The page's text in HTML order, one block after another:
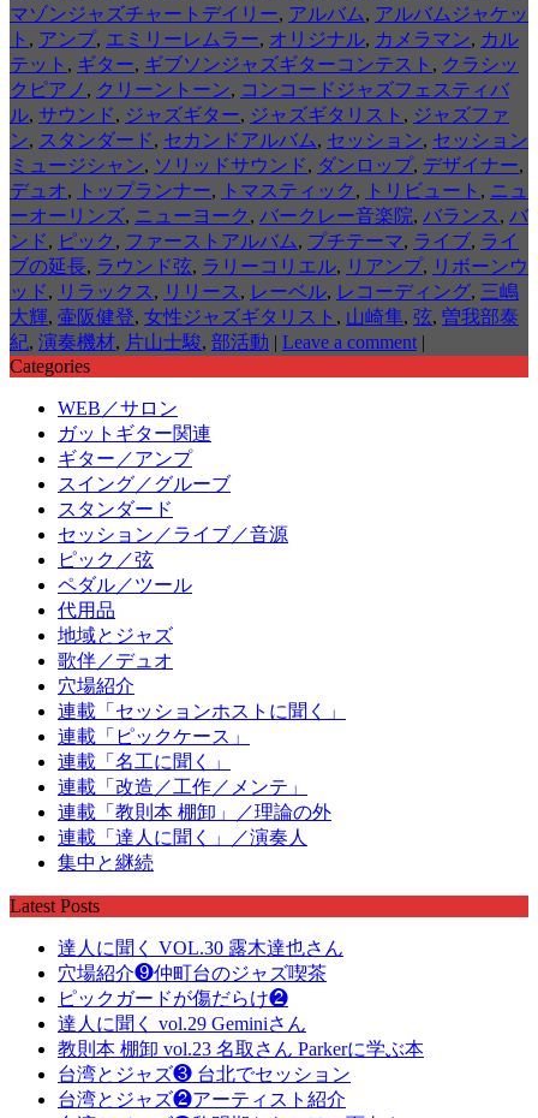
マゾンジャズチャートデイリー, アルバム, アルバムジャケッ
ト , アンプ, エミリーレムラー, オリジナル, カメラマン, カル
テット , ギター, ギブソンジャズギターコンテスト , クラシッ
クピアノ , クリーントーン, コンコードジャズフェスティバ
ル, サウンド, ジャズギター, ジャズギタリスト , ジャズファ
ン, スタンダード, セカンドアルバム, セッション, セッション
ミュージシャン, ソリッドサウンド, ダンロップ, デザイナー,
デュオ, トップランナー, トマスティック , トリビュート , ニュ
ーオーリンズ, ニューヨーク , バークレー音楽院, バランス , バ
ンド, ピック , ファーストアルバム, プチテーマ, ライブ, ライ
ブの延長, ラウンド弦, ラリーコリエル, リアンプ, リボーンウ
ッド, リラックス , リリース , レーベル, レコーディング, 三嶋
大輝, 壷阪健登, 女性ジャズギタリスト , 山崎隼, 弦, 曽我部泰
紀, 演奏機材, 片山士駿, 部活動 | Leave a comment |
Categories
WEB／サロン
ガットギター関連
ギター／アンプ
スイング／グルーブ
スタンダード
セッション／ライブ／音源
ピック／弦
ペダル／ツール
代用品
地域とジャズ
歌伴／デュオ
穴場紹介
連載「セッションホストに聞く」
連載「ピックケース」
連載「名工に聞く」
連載「改造／工作／メンテ」
連載「教則本 棚卸」／理論の外
連載「達人に聞く」／演奏人
集中と継続
Latest Posts
達人に聞く VOL.30 露木達也さん
穴場紹介❾仲町台のジャズ喫茶
ピックガードが傷だらけ❷
達人に聞く vol.29 Geminiさん
教則本 棚卸 vol.23 名取さん Parkerに学ぶ本
台湾とジャズ❸ 台北でセッション
台湾とジャズ❷アーティスト紹介